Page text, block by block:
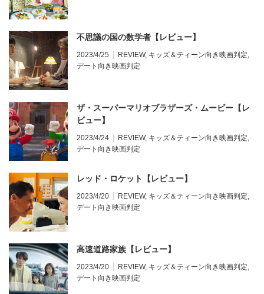
不思議の国の数学者【レビュー】
2023/4/25 REVIEW, キッズ＆ティーン向き映画判定
デート向き映画判定
ザ・スーパーマリオブラザーズ・ムービー【レ
ビュー】
2023/4/24 REVIEW, キッズ＆ティーン向き映画判定
デート向き映画判定
レッド・ロケット【レビュー】
2023/4/20 REVIEW, キッズ＆ティーン向き映画判定
デート向き映画判定
高速道路家族【レビュー】
2023/4/20 REVIEW, キッズ＆ティーン向き映画判定
デート向き映画判定